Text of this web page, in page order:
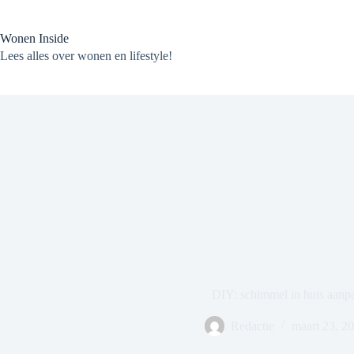
de
inhoud
Wonen Inside
Lees alles over wonen en lifestyle!